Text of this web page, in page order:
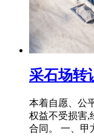
采石场转
本着自愿、公
权益不受损害,
合同。 一、甲